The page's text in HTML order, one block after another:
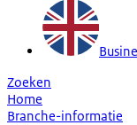
Zoeken
Home
Branche-informatie